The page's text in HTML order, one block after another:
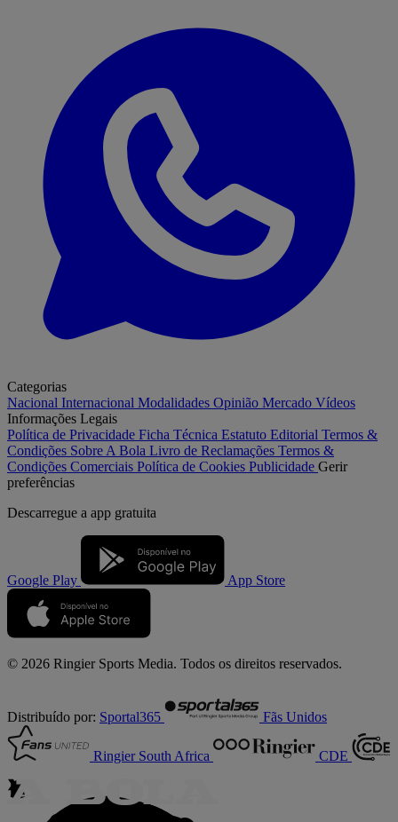
Categorias
Nacional Internacional Modalidades Opinião Mercado Vídeos
Informações Legais
Política de Privacidade Ficha Técnica Estatuto Editorial Termos &
Condições Sobre A Bola Livro de Reclamações Termos &
Condições Comerciais Política de Cookies Publicidade Gerir
preferências
Descarregue a app gratuita
Google Play App Store
© 2026 Ringier Sports Media. Todos os direitos reservados.
Distribuído por: Sportal365 Fãs Unidos
Ringier South Africa CDE